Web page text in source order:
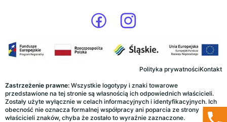
Polityka prywatnościKontakt
Zastrzeżenie prawne: Wszystkie logotypy i znaki towarowe
przedstawione na tej stronie są własnością ich odpowiednich właścicieli.
Zostały użyte wyłącznie w celach informacyjnych i identyfikacyjnych. Ich
obecność nie oznacza formalnej współpracy ani poparcia ze strony
właścicieli znaków, chyba że zostało to wyraźnie zaznaczone.